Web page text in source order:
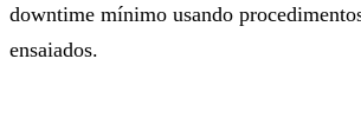
downtime mínimo usando
ensaiados.